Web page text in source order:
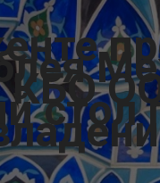
стол